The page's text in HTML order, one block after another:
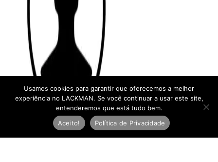
Usamos cookies para garantir que oferecemos a melhor
experiência no LACKMAN. Se você continuar a usar este site,
entenderemos que está tudo bem.
Aceito!
Política de Privacidade